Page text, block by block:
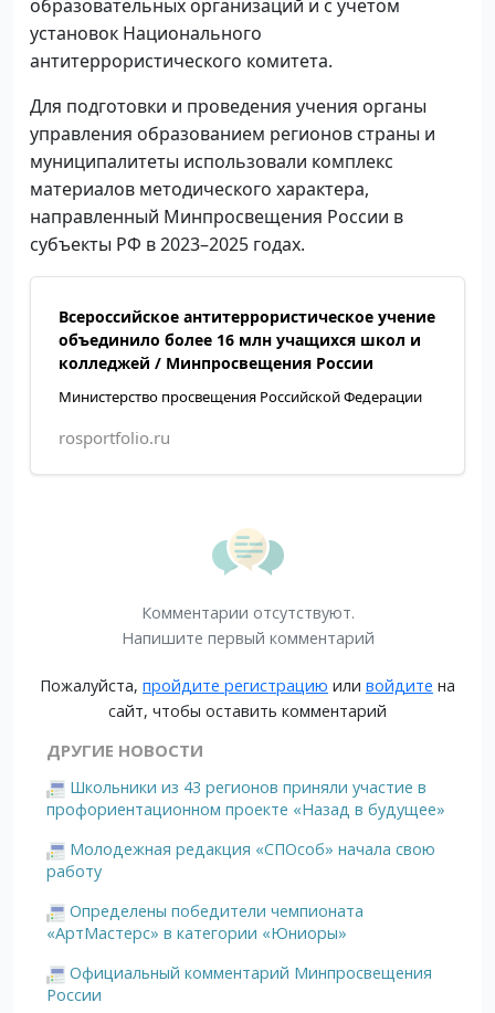
образовательных организаций и с учетом
установок Национального
антитеррористического комитета.
Для подготовки и проведения учения органы
управления образованием регионов страны и
муниципалитеты использовали комплекс
материалов методического характера,
направленный Минпросвещения России в
субъекты РФ в 2023–2025 годах.
Всероссийское антитеррористическое учение
объединило более 16 млн учащихся школ и
колледжей / Минпросвещения России
Министерство просвещения Российской Федерации
rosportfolio.ru
Комментарии отсутствуют.
Напишите первый комментарий
Пожалуйста, пройдите регистрацию или войдите на
сайт, чтобы оставить комментарий
ДРУГИЕ НОВОСТИ
Школьники из 43 регионов приняли участие в
профориентационном проекте «Назад в будущее»
Молодежная редакция «СПОсоб» начала свою
работу
Определены победители чемпионата
«АртМастерс» в категории «Юниоры»
Официальный комментарий Минпросвещения
России